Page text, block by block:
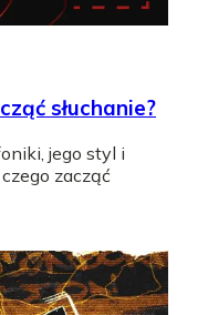
słuchanie?
jego styl i
zacząć